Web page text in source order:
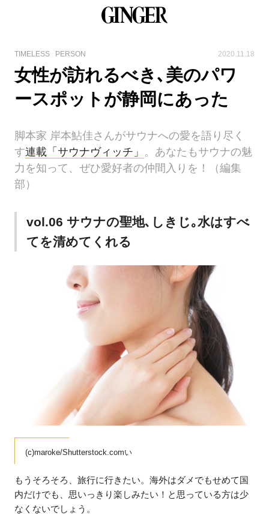
TIMELESS PERSON 2020.11.18
女性が訪れるべき､美のパワ
ースポットが静岡にあった
脚本家 岸本鮎佳さんがサウナへの愛を語り尽く
す連載「サウナヴィッチ」 。あなたもサウナの魅
力を知って、ぜひ愛好者の仲間入りを！（編集
部）
vol.06 サウナの聖地､しきじ｡水はすべ
てを清めてくれる
(c)maroke/Shutterstock.comい
もうそろそろ、旅行に行きたい。海外はダメでもせめて国
内だけでも、思いっきり楽しみたい！と思っている方は少
なくないでしょう。